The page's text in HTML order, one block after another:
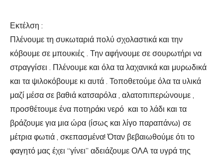
Εκτέλση :
Πλένουμε τη συκωταριά πολύ σχολαστικά και την
κόβουμε σε μπουκιές . Την αφήνουμε σε σουρωτήρι να
στραγγίσει . Πλένουμε και όλα τα λαχανικά και μυρωδικά
και τα ψιλοκόβουμε κι αυτά . Τοποθετούμε όλα τα υλικά
μαζί μέσα σε βαθιά κατσαρόλα , αλατοπιπερώνουμε ,
προσθέτουμε ένα ποτηράκι νερό και το λάδι και τα
βράζουμε για μια ώρα (ίσως και λίγο παραπάνω) σε
μέτρια φωτιά , σκεπασμένα! Όταν βεβαιωθούμε ότι το
φαγητό μας έχει “γίνει” αδειάζουμε ΟΛΑ τα υγρά της